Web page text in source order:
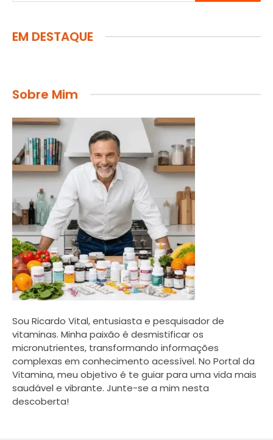
EM DESTAQUE
Sobre Mim
Sou Ricardo Vital, entusiasta e pesquisador de
vitaminas. Minha paixão é desmistificar os
micronutrientes, transformando informações
complexas em conhecimento acessível. No Portal da
Vitamina, meu objetivo é te guiar para uma vida mais
saudável e vibrante. Junte-se a mim nesta
descoberta!